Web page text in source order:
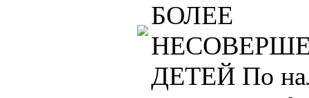
БОЛЕЕ
ДЕТЕЙ По